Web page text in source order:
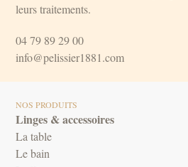
leurs traitements.
04 79 89 29 00
info@pelissier1881.com
NOS PRODUITS
Linges & accessoires
La table
Le bain